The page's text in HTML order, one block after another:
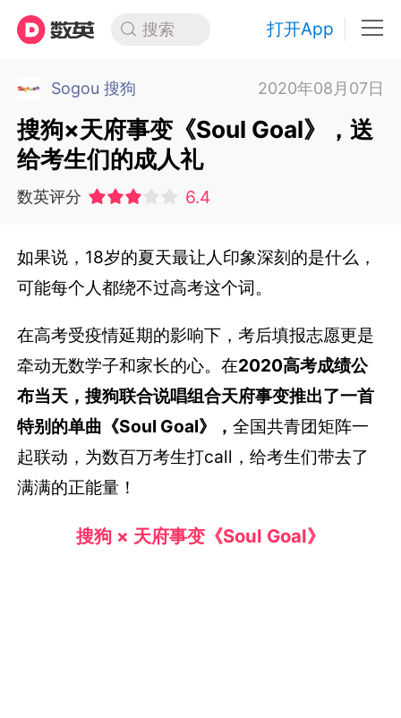
搜索 打开App
Sogou 搜狗 2020年08月07日
搜狗×天府事变《Soul Goal》，送
给考生们的成人礼
数英评分 6.4
如果说，18岁的夏天最让人印象深刻的是什么，
可能每个人都绕不过高考这个词。
在高考受疫情延期的影响下，考后填报志愿更是
牵动无数学子和家长的心。在2020高考成绩公
布当天，搜狗联合说唱组合天府事变推出了一首
特别的单曲《Soul Goal》，全国共青团矩阵一
起联动，为数百万考生打call，给考生们带去了
满满的正能量！
搜狗 × 天府事变《Soul Goal》